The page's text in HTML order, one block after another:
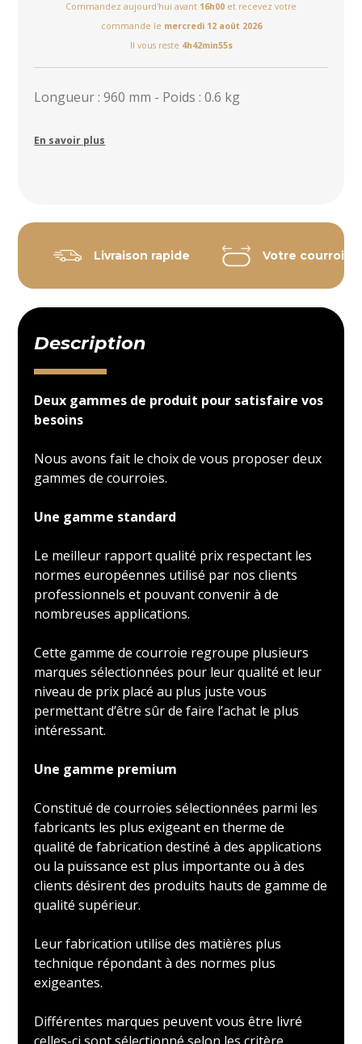
Commandez aujourd'hui avant 16h00 et recevez votre
commande le mercredi 12 août 2026
Il vous reste 4h42min54s
Longueur : 960 mm - Poids : 0.6 kg
En savoir plus
Livraison rapide Votre courroie
Description
Deux gammes de produit pour satisfaire vos
besoins
Nous avons fait le choix de vous proposer deux
gammes de courroies.
Une gamme standard
Le meilleur rapport qualité prix respectant les
normes européennes utilisé par nos clients
professionnels et pouvant convenir à de
nombreuses applications.
Cette gamme de courroie regroupe plusieurs
marques sélectionnées pour leur qualité et leur
niveau de prix placé au plus juste vous
permettant d’être sûr de faire l’achat le plus
intéressant.
Une gamme premium
Constitué de courroies sélectionnées parmi les
fabricants les plus exigeant en therme de
qualité de fabrication destiné à des applications
ou la puissance est plus importante ou à des
clients désirent des produits hauts de gamme de
qualité supérieur.
Leur fabrication utilise des matières plus
technique répondant à des normes plus
exigeantes.
Différentes marques peuvent vous être livré